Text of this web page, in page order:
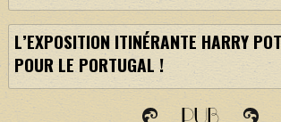
L’EXPOSITION ITINÉRANTE HARRY
POUR LE PORTUGAL !
PUB